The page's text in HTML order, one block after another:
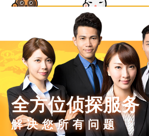
全方位侦探服务
解决您所有问题